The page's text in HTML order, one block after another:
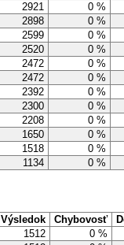
2921
0 %
2898
0 %
2599
0 %
2520
0 %
2472
0 %
2472
0 %
2392
0 %
2300
0 %
2208
0 %
1650
0 %
1518
0 %
1134 0 %
Výsledok Chybovosť
1512
0 %